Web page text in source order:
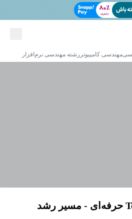
مهندسی کامپیوتر رشته مهندسی نرم‌افزار
دوره جامع Tech Lead حرفه‌ای - مسیر رشد